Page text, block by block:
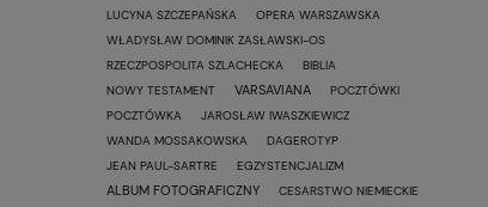
LUCYNA SZCZEPAŃSKA
OPERA WARSZAWSKA
WŁADYSŁAW DOMINIK ZASŁAWSKI-OS
RZECZPOSPOLITA SZLACHECKA
BIBLIA
NOWY TESTAMENT
VARSAVIANA
POCZTÓWKI
POCZTÓWKA
JAROSŁAW IWASZKIEWICZ
WANDA MOSSAKOWSKA
DAGEROTYP
JEAN PAUL-SARTRE
EGZYSTENCJALIZM
ALBUM FOTOGRAFICZNY
CESARSTWO NIEMIECKIE